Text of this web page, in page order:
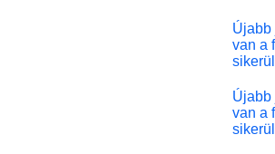
Újabb
van a
Újabb
van a